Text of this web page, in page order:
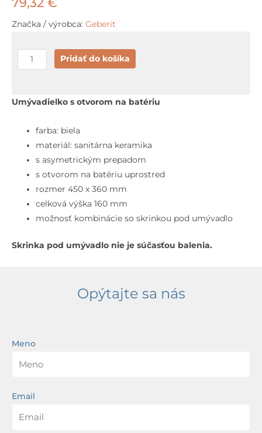
Značka / výrobca: Geberit
množstvo
Geberit
Square
45x36
cm,
prepadom,
otvor
batériu,
Pridať do košíka
Umývadielko s otvorom na batériu
farba: biela
materiál: sanitárna keramika
s asymetrickým prepadom
s otvorom na batériu uprostred
rozmer 450 x 360 mm
celková výška 160 mm
možnosť kombinácie so skrinkou pod umývadlo
Skrinka pod umývadlo nie je súčasťou balenia.
Opýtajte sa nás
Meno
Email